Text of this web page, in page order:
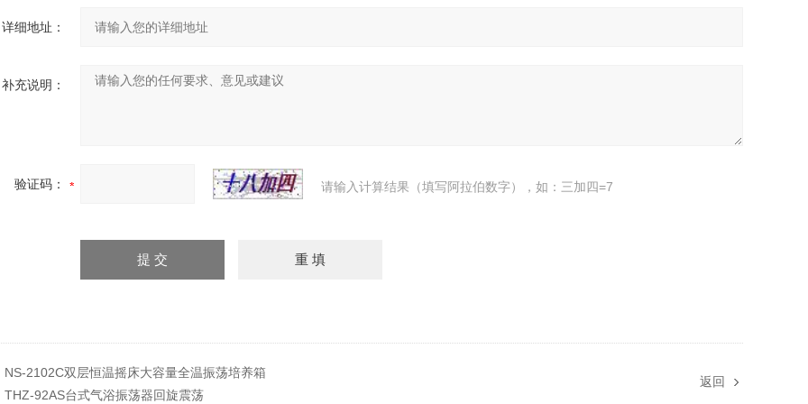
详细地址：
补充说明：
验证码： 请输入计算结果（填写阿拉伯数字），如：三加四=7
NS-2102C双层恒温摇床大容量全温振荡培养箱
THZ-92AS台式气浴振荡器回旋震荡
返回